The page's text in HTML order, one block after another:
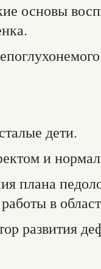
основы
дети.
и
плана
в
развития